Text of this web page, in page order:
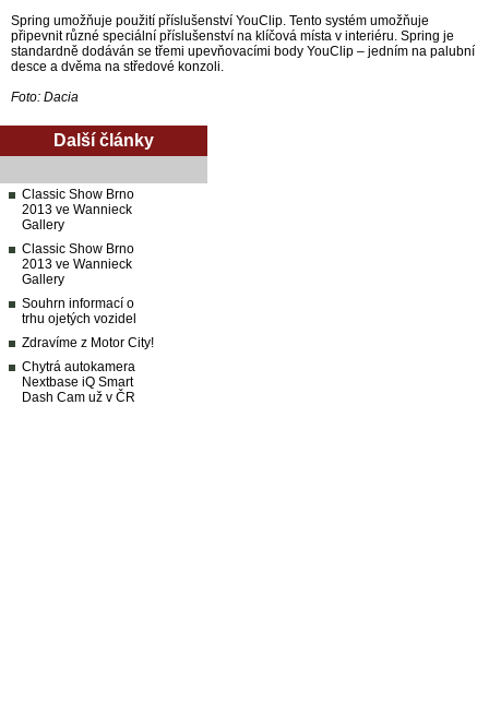
Spring umožňuje použití příslušenství YouClip. Tento systém umožňuje
připevnit různé speciální příslušenství na klíčová místa v interiéru. Spring je
standardně dodáván se třemi upevňovacími body YouClip – jedním na palubní
desce a dvěma na středové konzoli.
Foto: Dacia
Další články
Classic Show Brno
2013 ve Wannieck
Gallery
Classic Show Brno
2013 ve Wannieck
Gallery
Souhrn informací o
trhu ojetých vozidel
Zdravíme z Motor City!
Chytrá autokamera
Nextbase iQ Smart
Dash Cam už v ČR